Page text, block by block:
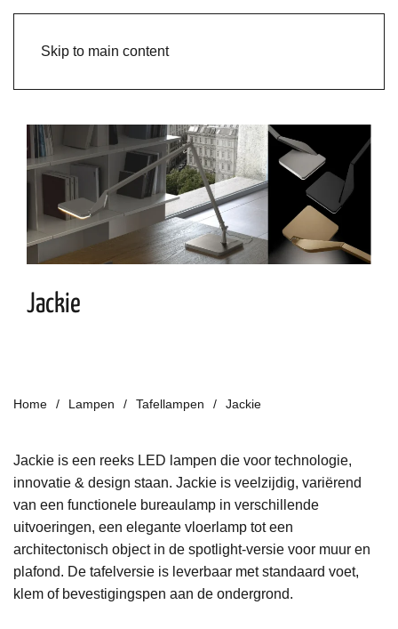
Skip to main content
Jackie
Home Lampen Tafellampen Jackie
Jackie is een reeks LED lampen die voor technologie,
innovatie & design staan. Jackie is veelzijdig, variërend
van een functionele bureau lamp in verschillende
uitvoeringen, een elegante vloerlamp toteen
architectonisch object in de spotlight-versie voor muur en
plafond. De tafelversie is leverbaar met standaard voet,
klem of bevestigingspen aan de ondergrond.